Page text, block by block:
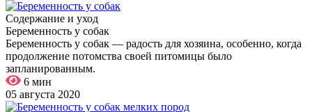
Содержание и уход
Беременность у собак
Беременность у собак — радость для хозяина, особенно, когда
продолжение потомства своей питомицы было
запланированным.
6 мин
05 августа 2020